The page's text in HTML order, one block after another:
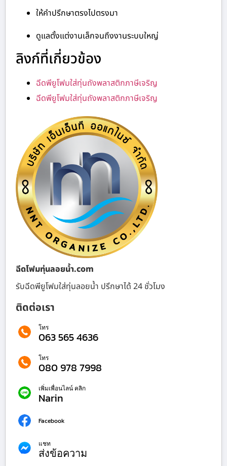
ให้คำปรึกษาตรงไปตรงมา
ดูแลตั้งแต่งานเล็กจนถึงงานระบบใหญ่
ลิงก์ที่เกี่ยวข้อง
ฉีดพียูโฟมใส่ทุ่นถังพลาสติกภาษีเจริญ
ฉีดพียูโฟมใส่ทุ่นถังพลาสติกภาษีเจริญ
ฉีดโฟมทุ่นลอยน้ำ.com
รับฉีดพียูโฟมใส่ทุ่นลอยน้ำ ปรึกษาได้ 24 ชั่วโมง
ติดต่อเรา
โทร
063 565 4636
โทร
080 978 7998
เพิ่มเพื่อนไลน์ คลิก
Narin
Facebook
แชท
ส่งข้อความ